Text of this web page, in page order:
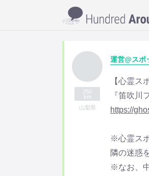
250
km
山梨県
運営@スポ
【心霊ス
『笛吹川
https://
※心霊ス
隣の迷惑
※なお、